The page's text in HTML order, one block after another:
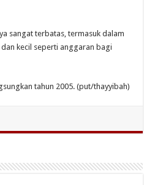
sangat terbatas, termasuk dalam
kecil seperti anggaran bagi
tahun 2005. (put/thayyibah)